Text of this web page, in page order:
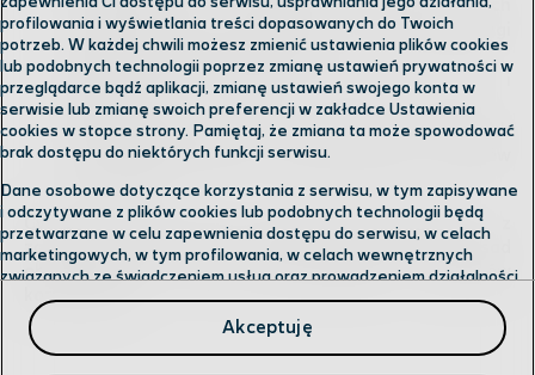
Telefonicznie poprzez upoważnionych
przedstawicieli oraz automatyczny system obsługi
osoby dzwoniącej (tzw. IVR).
Pisemnie m.in. poprzez przesyłki pocztowe i
kurierskie.
Bezpośrednio poprzez Przedstawicieli Handlowych
oraz przedstawicieli Autoryzowanych Punktów
Sprzedaży
Cyfrowy Polsat S.A. prowadzi komunikację z
zachowaniem wymogów prawa, z uwzględnieniem zasad
obowiązujących dla poszczególnych sposobów
komunikacji.
profilowania i wyświetlania treści dopasowanych do Twoich
potrzeb. W każdej chwili możesz zmienić ustawienia plików cookies
lub podobnych technologii poprzez zmianę ustawień prywatności w
przeglądarce bądź aplikacji, zmianę ustawień swojego konta w
serwisie lub zmianę swoich preferencji w zakładce Ustawienia
cookies w stopce strony. Pamiętaj, że zmiana ta może spowodować
brak dostępu do niektórych funkcji serwisu.
Dane osobowe dotyczące korzystania z serwisu, w tym zapisywane
i odczytywane z plików cookies lub podobnych technologii będą
przetwarzane w celu zapewnienia dostępu do serwisu, w celach
marketingowych, w tym profilowania, w celach wewnętrznych
związanych ze świadczeniem usług oraz prowadzeniem działalności
gospodarczej, w tym dowodowych, analitycznych i statystycznych,
wykrywania i eliminowania nadużyć oraz w celu wykonywania
obowiązków wynikających z przepisów prawa. Administratorem
Twoich danych jestCyfrowy Polsat S.A.
Akceptuję